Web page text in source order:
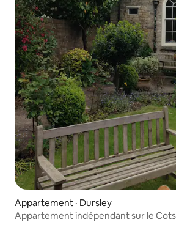
Appartement · Dursley
Appartement indépendant sur le